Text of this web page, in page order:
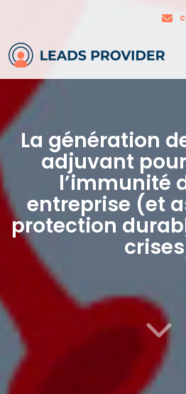
La génération
adjuvant
l’immunité
entreprise (et
protection